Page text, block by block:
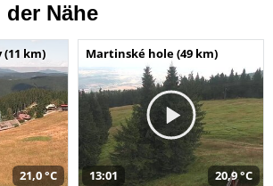
der Nähe
(11 km)
21,0 °C
Martinské hole (49 km)
13:01 20,9 °C